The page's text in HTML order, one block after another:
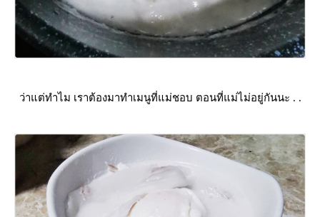
ว่าแต่ทำไม เราต้องมาทำเมนูที่แม่ชอบ ตอนที่แม่ไม่อยู่กันนะ . .